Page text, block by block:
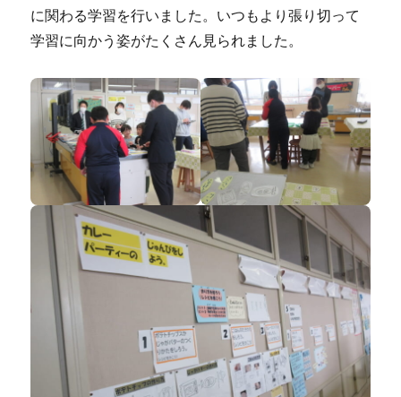
に関わる学習を行いました。いつもより張り切って
学習に向かう姿がたくさん見られました。